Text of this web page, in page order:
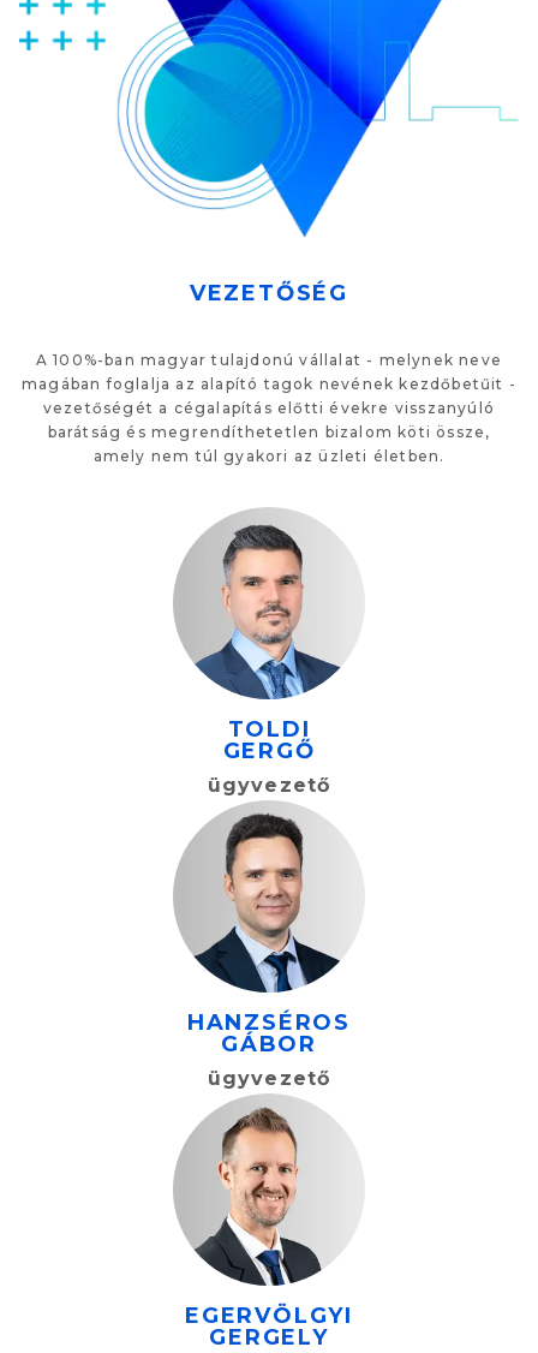
VEZETŐSÉG
A 100%-ban magyar tulajdonú vállalat - melynek neve
magában foglalja az alapító tagok nevének kezdőbetűit -
vezetőségét a cégalapítás előtti évekre visszanyúló
barátság és megrendíthetetlen bizalom köti össze,
amely nem túl gyakori az üzleti életben.
TOLDI
GERGŐ
ügyvezető
HANZSÉROS
GÁBOR
ügyvezető
EGERVÖLGYI
GERGELY